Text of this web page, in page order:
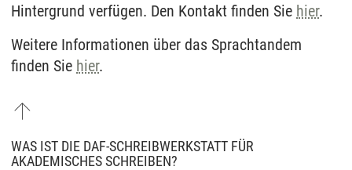
Hintergrund verfügen. Den Kontakt finden Sie hier.
Weitere Informationen über das Sprachtandem
finden Sie hier.
WAS IST DIE DAF-SCHREIBWERKSTATT FÜR
AKADEMISCHES SCHREIBEN?